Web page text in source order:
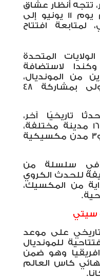
تتجه أنظار عشاق
كرة القدم حول العالم يوم 11 يونيو إلى
افتتاح
الولايات المتحدة
لاستضافة
من المونديال،
والتي تُقام للمرة الأولى بمشاركة 48
تاريخيًا آخر،
بإقامتها لأول مرة في 16 مدينة مختلفة،
بواقع 11 مدينة أمريكية و3 مدن مكسيكية
في سلسلة من
للحدث الكروي
من المكسيك،
سيتي
على موعد
للمونديال
وهو ضمن
كاس العالم